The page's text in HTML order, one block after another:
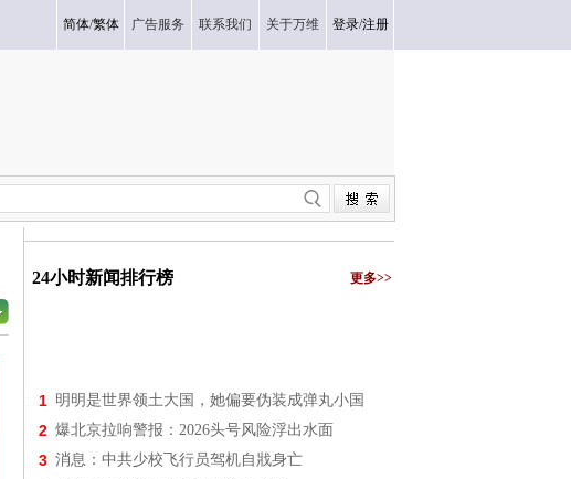
简体/繁体 广告服务 联系我们 关于万维 登录/注册
24小时新闻排行榜 更多>>
1 明明是世界领土大国，她偏要伪装成弹丸小国
2 爆北京拉响警报：2026头号风险浮出水面
3 消息：中共少校飞行员驾机自戕身亡